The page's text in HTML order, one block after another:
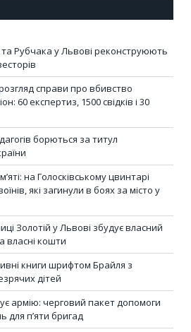
Рубчака у Львові реконструюють
справи про вбивство
60 експертиз, 1500 свідків і 30
борються за титул
на Голосківському цвинтарі
які загинули в боях за місто у
Золотій у Львові збудує власний
власні кошти
книги шрифтом Брайля з
дітей
армію: черговий пакет допомоги
для п’яти бригад